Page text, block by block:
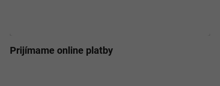
Prijímame online platby